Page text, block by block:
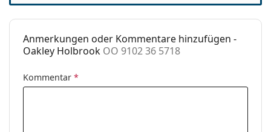
Anmerkungen oder Kommentare hinzufügen -
Oakley Holbrook OO 9102 36 5718
Kommentar *